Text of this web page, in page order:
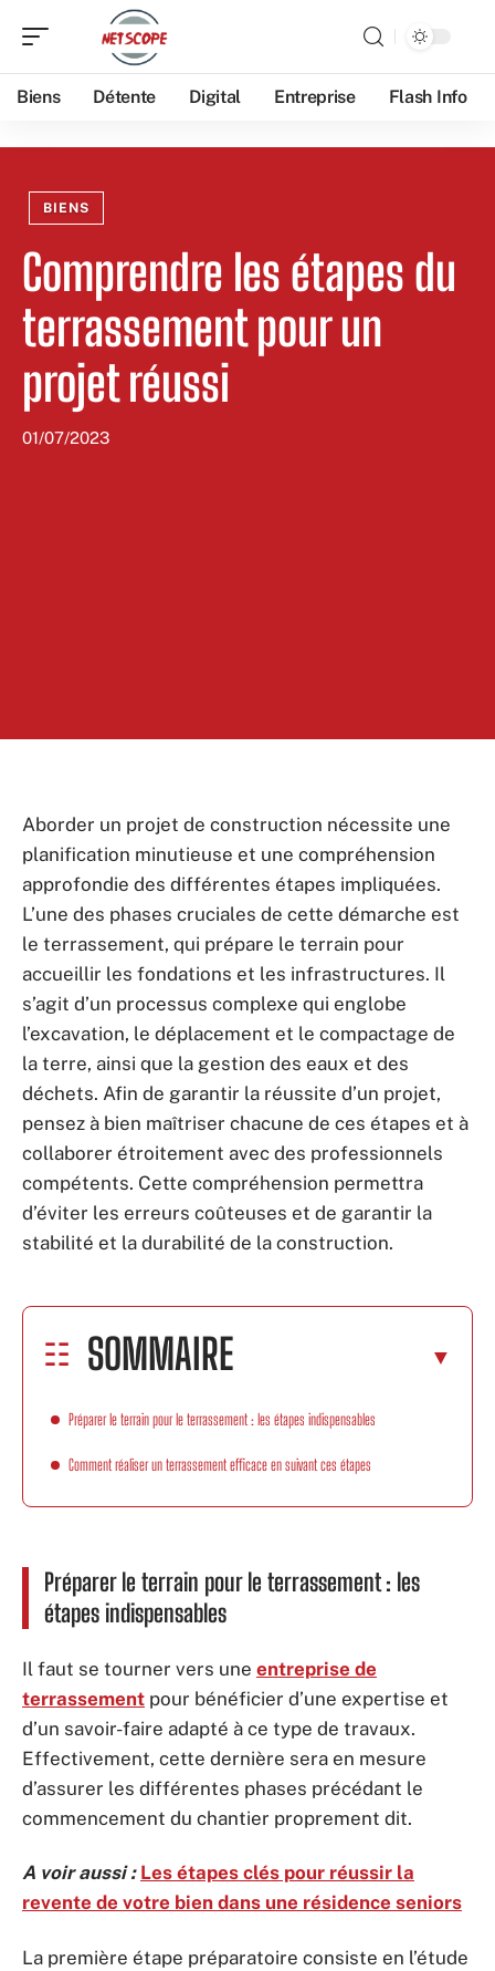
Biens Détente Digital Entreprise Flash Info
BIENS
Comprendre les étapes du
terrassement pour un
projet réussi
01/07/2023
Aborder un projet de construction nécessite une
planification minutieuse et une compréhension
approfondie des différentes étapes impliquées.
L’une des phases cruciales de cette démarche est
le terrassement, qui prépare le terrain pour
accueillir les fondations et les infrastructures. Il
s’agit d’un processus complexe qui englobe
l’excavation, le déplacement et le compactage de
la terre, ainsi que la gestion des eaux et des
déchets. Afin de garantir la réussite d’un projet,
pensez à bien maîtriser chacune de ces étapes et à
collaborer étroitement avec des professionnels
compétents. Cette compréhension permettra
d’éviter les erreurs coûteuses et de garantir la
stabilité et la durabilité de la construction.
SOMMAIRE
Préparer le terrain pour le terrassement : les étapes indispensables
Comment réaliser un terrassement efficace en suivant ces étapes
Préparer le terrain pour le terrassement : les
étapes indispensables
Il faut se tourner vers une entreprise de
terrassement pour bénéficier d’une expertise et
d’un savoir-faire adapté à ce type de travaux.
Effectivement, cette dernière sera en mesure
d’assurer les différentes phases précédant le
commencement du chantier proprement dit.
A voir aussi : Les étapes clés pour réussir la
revente de votre bien dans une résidence seniors
La première étape préparatoire consiste en l’étude